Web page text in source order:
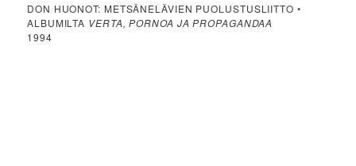
DON HUONOT: METSÄNELÄVIEN PUOLUSTUSLIITTO •
ALBUMILTA VERTA, PORNOA JA PROPAGANDAA
1994